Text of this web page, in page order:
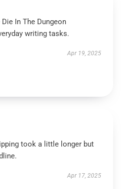
In The Dungeon
writing tasks.
Apr 19, 2025
took a little longer but
Apr 17, 2025